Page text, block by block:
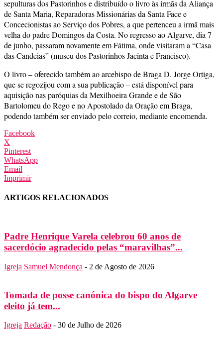
sepulturas dos Pastorinhos e distribuído o livro às irmãs da Aliança
de Santa Maria, Reparadoras Missionárias da Santa Face e
Concecionistas ao Serviço dos Pobres, a que pertenceu a irmã mais
velha do padre Domingos da Costa. No regresso ao Algarve, dia 7
de junho, passaram novamente em Fátima, onde visitaram a “Casa
das Candeias” (museu dos Pastorinhos Jacinta e Francisco).
O livro – oferecido também ao arcebispo de Braga D. Jorge Ortiga,
que se regozijou com a sua publicação – está disponível para
aquisição nas paróquias da Mexilhoeira Grande e de São
Bartolomeu do Rego e no Apostolado da Oração em Braga,
podendo também ser enviado pelo correio, mediante encomenda.
Facebook
X
Pinterest
WhatsApp
Email
Imprimir
ARTIGOS RELACIONADOS
Padre Henrique Varela celebrou 60 anos de
sacerdócio agradecido pelas “maravilhas”...
Igreja Samuel Mendonça - 2 de Agosto de 2026
Tomada de posse canónica do bispo do Algarve
eleito já tem...
Igreja Redação - 30 de Julho de 2026